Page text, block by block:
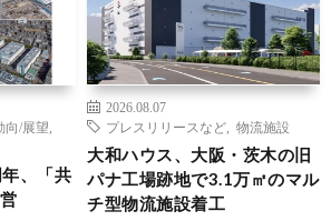
向/展望
、「共
2026.08.07
プレスリリースなど
物流施設
大和ハウス、大阪・茨木の旧
パナ工場跡地で3.1万㎡のマル
チ型物流施設着工